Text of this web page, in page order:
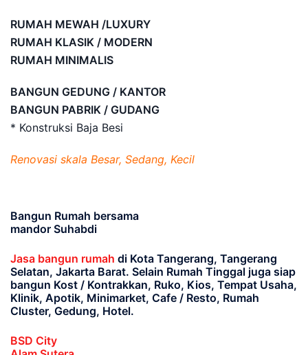
RUMAH MEWAH /LUXURY
RUMAH KLASIK / MODERN
RUMAH MINIMALIS
BANGUN GEDUNG / KANTOR
BANGUN PABRIK / GUDANG
* Konstruksi Baja Besi
Renovasi skala Besar, Sedang, Kecil
Bangun Rumah bersama
mandor Suhabdi
Jasa bangun rumah di Kota Tangerang, Tangerang
Selatan, Jakarta Barat. Selain Rumah Tinggal juga siap
bangun Kost / Kontrakkan, Ruko, Kios, Tempat Usaha,
Klinik, Apotik, Minimarket, Cafe / Resto, Rumah
Cluster, Gedung, Hotel.
BSD City